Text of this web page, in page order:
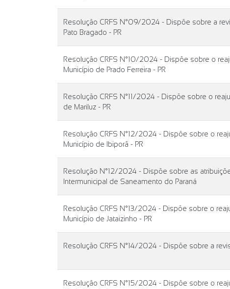
Resolução CRFS N°09/2024 - Dispõe sobre a
Pato Bragado - PR
Resolução CRFS N°10/2024 - Dispõe sobre o
Município de Prado Ferreira - PR
Resolução CRFS N°11/2024 - Dispõe sobre o
de Mariluz - PR
Resolução CRFS N°12/2024 - Dispõe sobre o
Município de Ibiporã - PR
Resolução N°12/2024 - Dispõe sobre as
Intermunicipal de Saneamento do Paraná
Resolução CRFS N°13/2024 - Dispõe sobre o
Município de Jataizinho - PR
Resolução CRFS N°14/2024 - Dispõe sobre a
Resolução CRFS N°15/2024 - Dispõe sobre o